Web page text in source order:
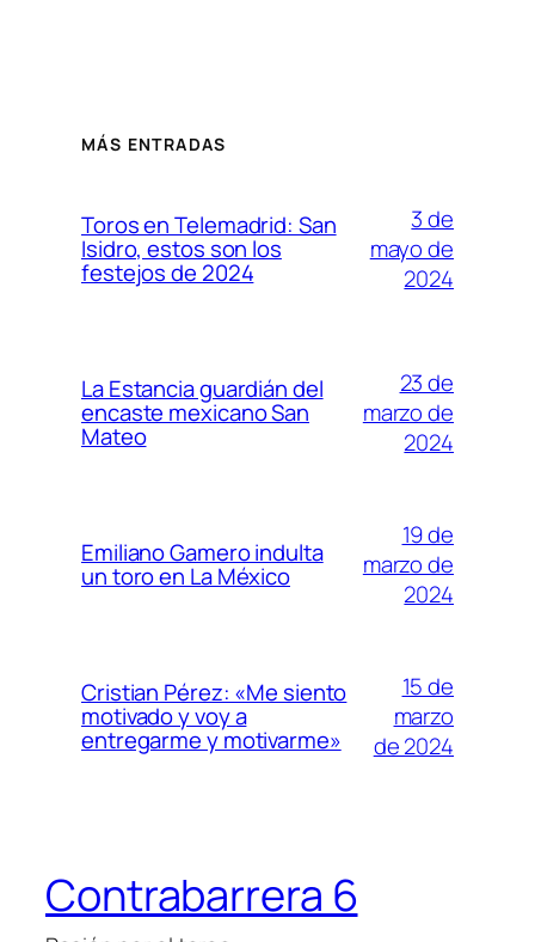
MÁS ENTRADAS
Toros en Telemadrid: San
Isidro, estos son los
festejos de 2024
3 de
mayo de
2024
La Estancia guardián del
encaste mexicano San
Mateo
23 de
marzo de
2024
Emiliano Gamero indulta
un toro en La México
19 de
marzo de
2024
Cristian Pérez: «Me siento
motivado y voy a
entregarme y motivarme»
15 de
marzo
de 2024
Contrabarrera 6